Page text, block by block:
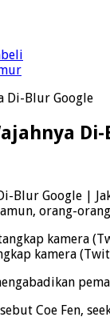
Di-Blur Google
Blur Google
orang-
kamera
Coe Fen,